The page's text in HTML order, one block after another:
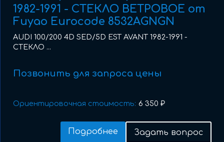
1982-1991 - СТЕКЛО ВЕТРОВОЕ от
Fuyao Eurocode 8532AGNGN
AUDI 100/200 4D SED/5D EST AVANT 1982-1991 -
СТЕКЛО ...
Позвонить для запроса цены
Ориентировочная стоимость: 6 350 ₽
Подробнее Задать вопрос